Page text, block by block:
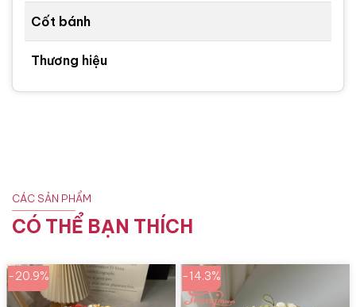
Cốt bánh
Thương hiệu
CÁC SẢN PHẨM
CÓ THỂ BẠN THÍCH
-20.9% -14.3%